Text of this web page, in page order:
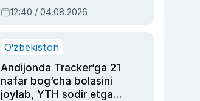
intellektni boshqara
olmay qolishidan xavotir
12:40 / 04.08.2026
O‘zbekiston
Andijonda Tracker’ga 21
nafar bog‘cha bolasini
joylab, YTH sodir etgan